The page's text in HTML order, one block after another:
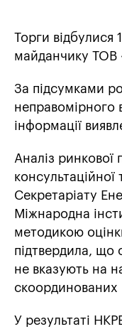
Торги відбулися
майданчику ТОВ
За підсумками
неправомірного
інформації
Аналіз ринкової
консультаційної
Секретаріату
Міжнародна
методикою
підтвердила, що
не вказують на
скоординованих
У результаті